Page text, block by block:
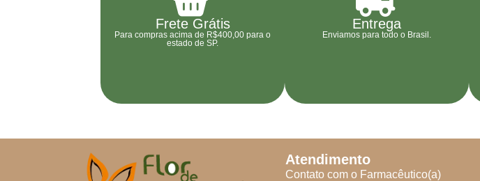
Frete Grátis
Para compras acima de R$400,00 para o
estado de SP.
Entrega
Enviamos para todo o Brasil.
Atendimento
Contato com o Farmacêutico(a)